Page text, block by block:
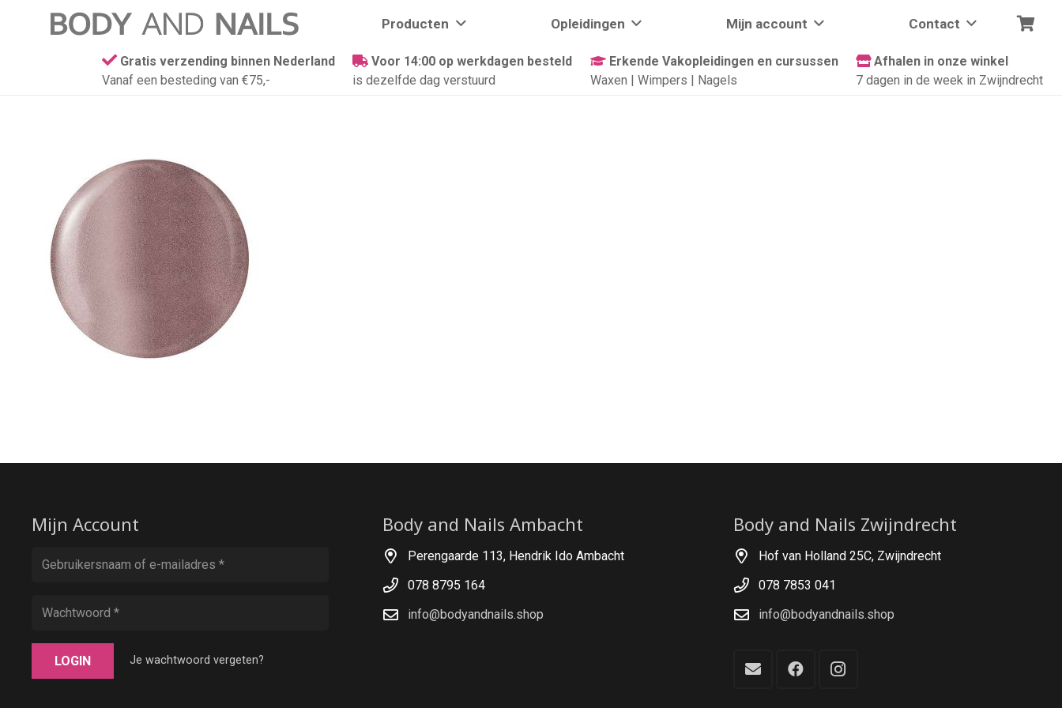
Producten Opleidingen Mijn account Contact
Gratis verzending binnen Nederland
Vanaf een besteding van €75,-
Voor 14:00 op werkdagen besteld
is dezelfde dag verstuurd
Erkende Vakopleidingen en cursussen
Waxen | Wimpers | Nagels
Afhalen in onze winkel
7 dagen in de week in Zwijndrecht
Mijn Account
LOGIN Je wachtwoord vergeten?
Body and Nails Ambacht
Perengaarde 113, Hendrik Ido Ambacht
078 8795 164
info@bodyandnails.shop
Body and Nails Zwijndrecht
Hof van Holland 25C, Zwijndrecht
078 7853 041
info@bodyandnails.shop